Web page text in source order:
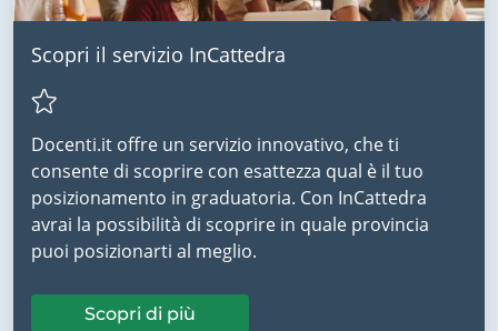
Scopri il servizio InCattedra
Docenti.it offre un servizio innovativo, che ti
consente di scoprire con esattezza qual è il tuo
posizionamento in graduatoria. Con InCattedra
avrai la possibilità di scoprire in quale provincia
puoi posizionarti al meglio.
Scopri di più